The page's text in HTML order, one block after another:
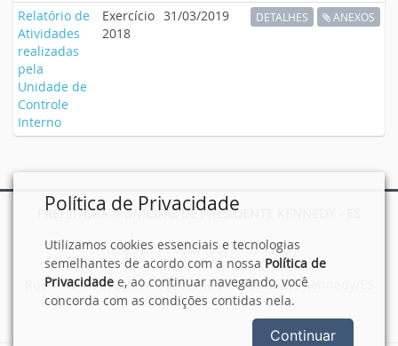
Relatório de
Atividades
realizadas
pela
Unidade de
Controle
Interno
Exercício
2018
31/03/2019 DETALHES ANEXOS
PREFEITURA MUNICIPAL DE PRESIDENTE KENNEDY - ES
(28) 3535-1900 / (28) 3535-1912
Rua Atila Vivacqua, n° 79 - Centro - Presidente Kennedy/ES
Política de Privacidade
Utilizamos cookies essenciais e tecnologias
semelhantes de acordo com a nossa Política de
Privacidade e, ao continuar navegando, você
concorda com as condições contidas nela.
Continuar